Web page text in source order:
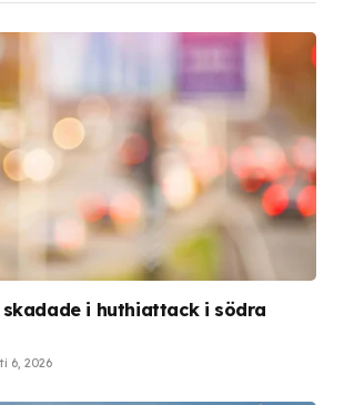
skadade i huthiattack i södra
6, 2026